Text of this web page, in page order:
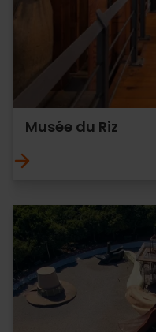
Musée du Riz